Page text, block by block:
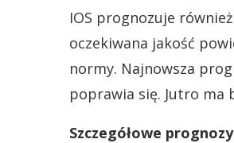
IOS prognozuje
oczekiwana jakość
normy. Najnowsza
poprawia się. Jutro ma
Szczegółowe